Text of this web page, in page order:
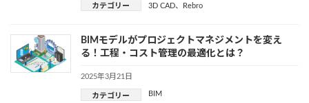
カテゴリー 3D CAD、 Rebro
BIMモデルがプロジェクトマネジメントを変え
る！工程・コスト管理の最適化とは？
2025年3月21日
カテゴリー BIM